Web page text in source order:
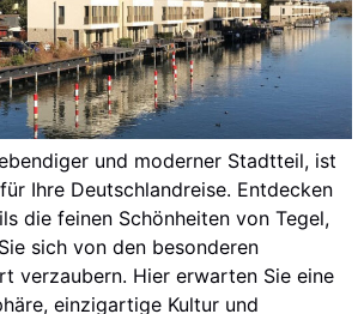
und moderner Stadtteil, ist
Ihre Deutschlandreise. Entdecken
die feinen Schönheiten von Tegel,
sich von den besonderen
verzaubern. Hier erwarten Sie eine
einzigartige Kultur und